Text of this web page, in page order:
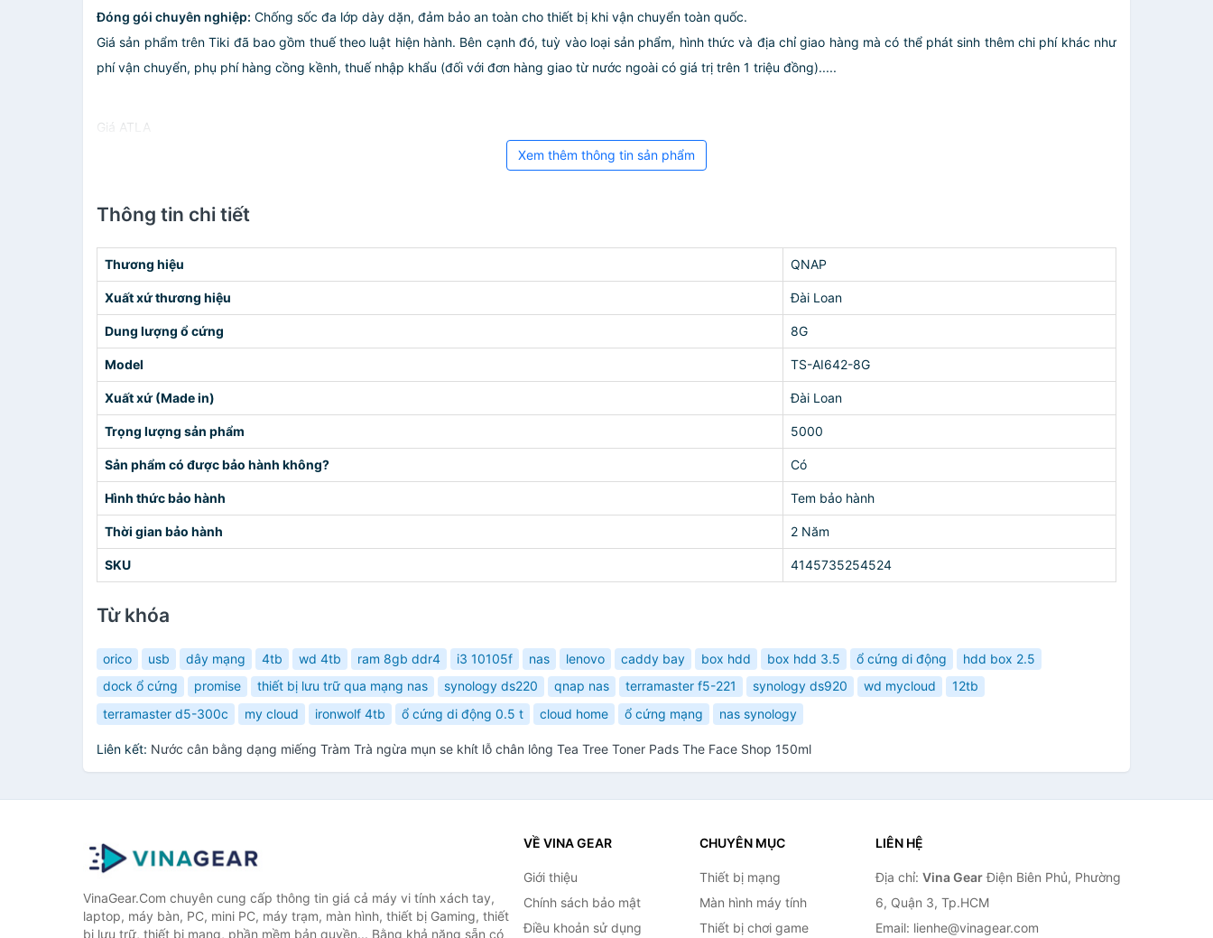
Đóng gói chuyên nghiệp: Chống sốc đa lớp dày dặn, đảm bảo an toàn cho thiết bị khi vận chuyển toàn quốc.
Giá sản phẩm trên Tiki đã bao gồm thuế theo luật hiện hành. Bên cạnh đó, tuỳ vào loại sản phẩm, hình thức và địa chỉ giao hàng mà có thể phát sinh thêm chi phí khác như
phí vận chuyển, phụ phí hàng cồng kềnh, thuế nhập khẩu (đối với đơn hàng giao từ nước ngoài có giá trị trên 1 triệu đồng).....
Giá ATLA
Xem thêm thông tin sản phẩm
Thông tin chi tiết
Thương hiệu QNAP
Xuất xứ thương hiệu Đài Loan
Dung lượng ổ cứng 8G
Model TS-AI642-8G
Xuất xứ (Made in) Đài Loan
Trọng lượng sản phẩm 5000
Sản phẩm có được bảo hành không? Có
Hình thức bảo hành Tem bảo hành
Thời gian bảo hành 2 Năm
SKU 4145735254524
Từ khóa
orico usb dây mạng 4tb wd 4tb ram 8gb ddr4 i3 10105f nas lenovo caddy bay box hdd box hdd 3.5 ổ cứng di động
hdd box 2.5
dock ổ cứng
promise thiết bị lưu trữ qua mạng nas synology ds220 qnap nas terramaster f5-221 synology ds920 wd mycloud
12tb
terramaster d5-300c
my cloud ironwolf 4tb ổ cứng di động 0.5 t cloud home ổ cứng mạng nas synology
Liên kết: Nước cân bằng dạng miếng Tràm Trà ngừa mụn se khít lỗ chân lông Tea Tree Toner Pads The Face Shop 150ml
VinaGear.Com chuyên cung cấp thông tin giá cả máy vi tính xách tay,
laptop, máy bàn, PC, mini PC, máy trạm, màn hình, thiết bị Gaming, thiết
bị lưu trữ, thiết bị mạng, phần mềm bản quyền... Bằng khả năng sẵn có
VỀ VINA GEAR
Giới thiệu
Chính sách bảo mật
Điều khoản sử dụng
CHUYÊN MỤC
Thiết bị mạng
Màn hình máy tính
Thiết bị chơi game
LIÊN HỆ
Địa chỉ: Vina GearĐiện Biên Phủ, Phường
6, Quận 3, Tp.HCM
Email: lienhe@vinagear.com